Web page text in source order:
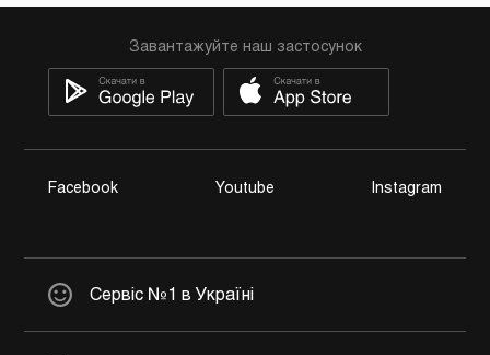
Завантажуйте наш застосунок
Facebook Youtube Instagram
Сервіс №1 в Україні